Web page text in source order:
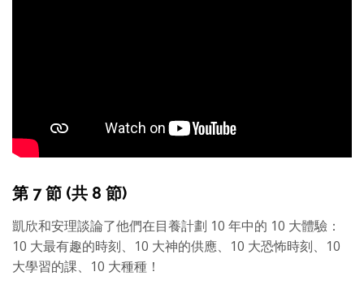
第 7 節 (共 8 節)
凱欣和安理談論了他們在目養計劃 10 年中的 10 大體驗：
10 大最有趣的時刻、10 大神的供應、10 大恐怖時刻、10
大學習的課、10 大種種！